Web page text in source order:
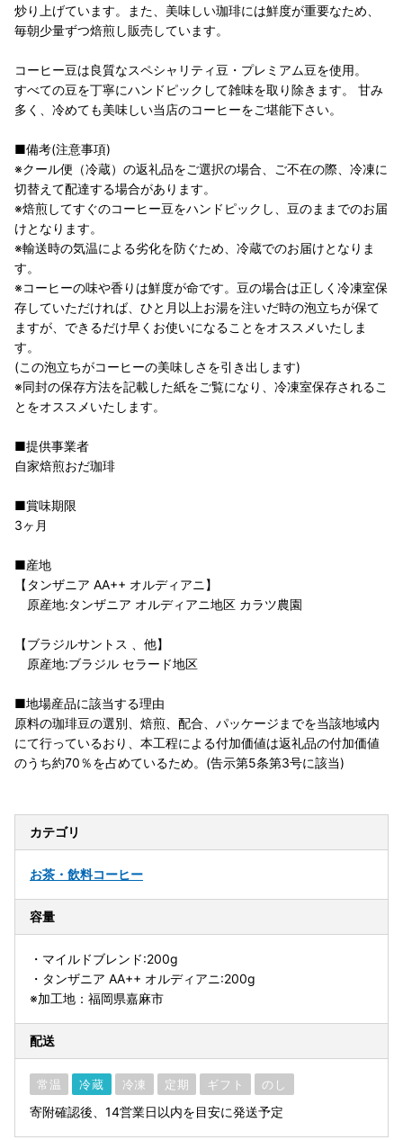
炒り上げています。また、美味しい珈琲には鮮度が重要なため、
毎朝少量ずつ焙煎し販売しています。
コーヒー豆は良質なスペシャリティ豆・プレミアム豆を使用。
すべての豆を丁寧にハンドピックして雑味を取り除きます。 甘み
多く、冷めても美味しい当店のコーヒーをご堪能下さい。
■備考(注意事項)
※クール便（冷蔵）の返礼品をご選択の場合、ご不在の際、冷凍に
切替えて配達する場合があります。
※焙煎してすぐのコーヒー豆をハンドピックし、豆のままでのお届
けとなります。
※輸送時の気温による劣化を防ぐため、冷蔵でのお届けとなりま
す。
※コーヒーの味や香りは鮮度が命です。豆の場合は正しく冷凍室保
存していただければ、ひと月以上お湯を注いだ時の泡立ちが保て
ますが、できるだけ早くお使いになることをオススメいたしま
す。
(この泡立ちがコーヒーの美味しさを引き出します)
※同封の保存方法を記載した紙をご覧になり、冷凍室保存されるこ
とをオススメいたします。
■提供事業者
自家焙煎おだ珈琲
■賞味期限
3ヶ月
■産地
【タンザニア AA++ オルディアニ】
原産地:タンザニア オルディアニ地区 カラツ農園
【ブラジルサントス 、他】
原産地:ブラジル セラード地区
■地場産品に該当する理由
原料の珈琲豆の選別、焙煎、配合、パッケージまでを当該地域内
にて行っているおり、本工程による付加価値は返礼品の付加価値
のうち約70％を占めているため。(告示第5条第3号に該当)
カテゴリ
お茶・飲料コーヒー
容量
・マイルドブレンド:200g
・タンザニア AA++ オルディアニ:200g
※加工地：福岡県嘉麻市
配送
常温 冷蔵 冷凍 定期 ギフト のし
寄附確認後、14営業日以内を目安に発送予定